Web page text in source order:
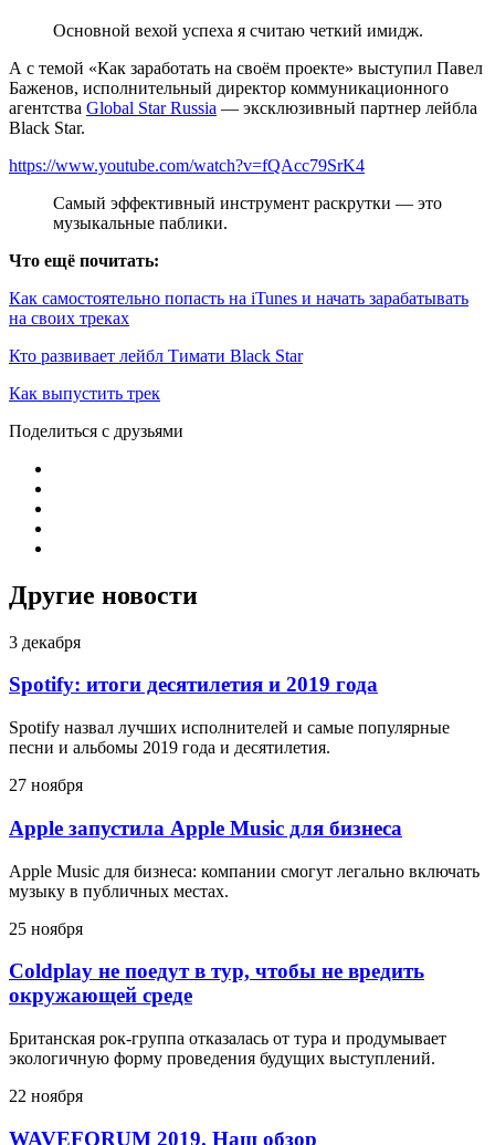
Основной вехой успеха я считаю четкий имидж.
А с темой «Как заработать на своём проекте» выступил Павел
Баженов, исполнительный директор коммуникационного
агентства Global Star Russia — эксклюзивный партнер лейбла
Black Star.
https://www.youtube.com/watch?v=fQAcc79SrK4
Самый эффективный инструмент раскрутки — это
музыкальные паблики.
Что ещё почитать:
Как самостоятельно попасть на iTunes и начать зарабатывать
на своих треках
Кто развивает лейбл Тимати Black Star
Как выпустить трек
Поделиться с друзьями
Другие новости
3 декабря
Spotify: итоги десятилетия и 2019 года
Spotify назвал лучших исполнителей и самые популярные
песни и альбомы 2019 года и десятилетия.
27 ноября
Apple запустила Apple Music для бизнеса
Apple Music для бизнеса: компании смогут легально включать
музыку в публичных местах.
25 ноября
Coldplay не поедут в тур, чтобы не вредить
окружающей среде
Британская рок-группа отказалась от тура и продумывает
экологичную форму проведения будущих выступлений.
22 ноября
WAVEFORUM 2019. Наш обзор